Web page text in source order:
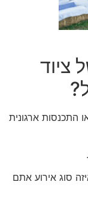
ציוד
התכנסות ארגונית
סוג אירוע אתם